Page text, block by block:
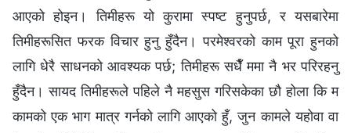
आएको होइन। तिमीहरू यो कुरामा स्पष्ट हुनुपर्छ, र यसबारेमा
तिमीहरूसित फरक विचार हुनु हुँदैन। परमेश्‍वरको काम पूरा हुनको
लागि धेरै साधनको आवश्यक पर्छ; तिमीहरू सधैँ ममा नै भर परिरहनु
हुँदैन। सायद तिमीहरूले पहिले नै महसुस गरिसकेका छौ होला कि म
कामको एक भाग मात्र गर्नको लागि आएको हुँ, जुन कामले यहोवा वा